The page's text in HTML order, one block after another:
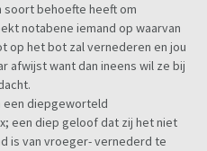
heeft ze me niet altijd even
er voor mij veel druk op
het goed kwam. Hierdoor
aangaan, hebben we uit
geroepen die je niet tegen
ik toch nog teveel bezig
soort behoefte heeft om
notabene iemand op waarvan
op het bot zal vernederen en jou
afwijst want dan ineens wil ze bij
een diepgeworteld
een diep geloof dat zij het niet
is van vroeger- vernederd te